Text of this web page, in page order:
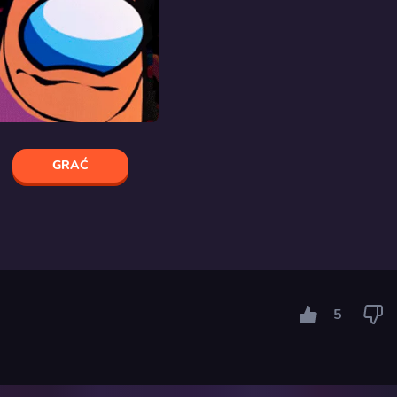
GRAĆ
5